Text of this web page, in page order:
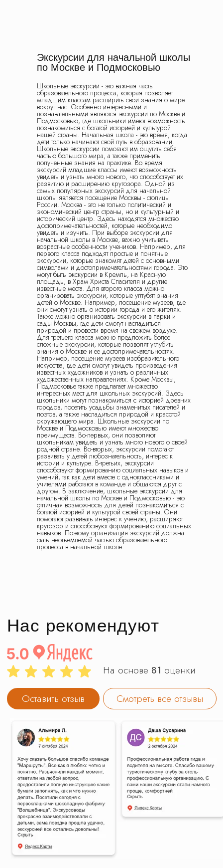
Экскурсии для начальной школы
по Москве и Подмосковью
Школьные экскурсии - это важная часть
образовательного процесса, которая позволяет
младшим классам расширить свои знания о мире
вокруг нас. Особенно интересными и
познавательными являются экскурсии по Москве и
Подмосковью, где школьники имеют возможность
познакомиться с богатой историей и культурой
нашей страны. Начальная школа - это время, когда
дети только начинают свой путь в образовании.
Школьные экскурсии помогают им ощутить себя
частью большого мира, а также применить
полученные знания на практике. Во время
экскурсий младшие классы имеют возможность
увидеть и узнать много нового, что способствует их
развитию и расширению кругозора. Одной из
самых популярных экскурсий для начальной
школы является посещение Москвы - столицы
России. Москва - это не только политический и
экономический центр страны, но и культурный и
исторический центр. Здесь находятся множество
достопримечательностей, которые необходимо
увидеть и изучить. При выборе экскурсии для
начальной школы в Москве, важно учитывать
возрастные особенности учеников. Например, для
первого класса подходят простые и понятные
экскурсии, которые знакомят детей с основными
символами и достопримечательностями города. Это
могут быть экскурсии в Кремль, на Красную
площадь, в Храм Христа Спасителя и другие
известные места. Для второго класса можно
организовать экскурсии, которые углубят знания
детей о Москве. Например, посещение музеев, где
они смогут узнать о истории города и его жителях.
Также можно организовать экскурсии в парки и
сады Москвы, где дети смогут насладиться
природой и провести время на свежем воздухе.
Для третьего класса можно предложить более
сложные экскурсии, которые позволят углубить
знания о Москве и ее достопримечательностях.
Например, посещение музеев изобразительного
искусства, где дети смогут увидеть произведения
известных художников и узнать о различных
художественных направлениях. Кроме Москвы,
Подмосковье также предлагает множество
интересных мест для школьных экскурсий. Здесь
школьники могут познакомиться с историей древних
городов, посетить усадьбы знаменитых писателей и
поэтов, а также насладиться природой и красотой
окружающего мира. Школьные экскурсии по
Москве и Подмосковью имеют множество
преимуществ. Во-первых, они позволяют
школьникам увидеть и узнать много нового о своей
родной стране. Во-вторых, экскурсии помогают
развивать у детей любознательность, интерес к
истории и культуре. В-третьих, экскурсии
способствуют формированию социальных навыков и
умений, так как дети вместе с одноклассниками и
учителями работают в команде и общаются друг с
другом. В заключение, школьные экскурсии для
начальной школы по Москве и Подмосковью - это
отличная возможность для детей познакомиться с
богатой историей и культурой своей страны. Они
помогают развивать интерес к учению, расширяют
кругозор и способствуют формированию социальных
навыков. Поэтому организация экскурсий должна
стать неотъемлемой частью образовательного
процесса в начальной школе.